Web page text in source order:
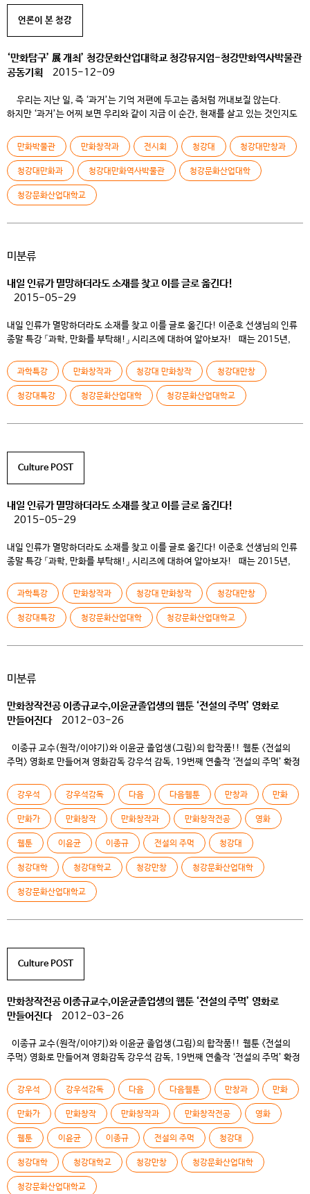
언론이 본 청강
‘만화탐구’ 展 개최’ 청강문화산업대학교 청강뮤지엄-청강만화역사박물관
공동기획
2015-12-09
우리는 지난 일, 즉 ‘과거’는 기억 저편에 두고는 좀처럼 꺼내보질 않는다.
하지만 ‘과거’는 어찌 보면 우리와 같이 지금 이 순간, 현재를 살고 있는 것인지도
이야기하고, 분석하고, 과거 속에서 새로움을 찾으며 현재를 이야기하고 미래를
상상하곤 한다. 이러한 ‘과거’의 속성은 박물관의 작업과 동일하다. 박물관은
과거의 […]
만화박물관 만화창작과 전시회 청강대 청강대만창과
청강대만화과 청강대만화역사박물관 청강문화산업대학
청강문화산업대학교
미분류
내일 인류가 멸망하더라도 소재를 찾고 이를 글로 옮긴다!
2015-05-29
내일 인류가 멸망하더라도 소재를 찾고 이를 글로 옮긴다! 이준호 선생님의 인류
종말 특강 「과학, 만화를 부탁해!」 시리즈에 대하여 알아보자! 때는 2015년,
있지만 안심할 수는 없다! 그래서 청강대가 준비했다! 인류 종말의 위험이
엄습해오는 올해, 이를 소재로 쓰려는 만창과 학생들을 위한 ‘인류에게 치명적인
위협 7가지’ 특강을 […]
과학특강 만화창작과 청강대 만화창작 청강대만창
청강대특강 청강문화산업대학 청강문화산업대학교
Culture POST
내일 인류가 멸망하더라도 소재를 찾고 이를 글로 옮긴다!
2015-05-29
내일 인류가 멸망하더라도 소재를 찾고 이를 글로 옮긴다! 이준호 선생님의 인류
종말 특강 「과학, 만화를 부탁해!」 시리즈에 대하여 알아보자! 때는 2015년,
있지만 안심할 수는 없다! 그래서 청강대가 준비했다! 인류 종말의 위험이
엄습해오는 올해, 이를 소재로 쓰려는 만창과 학생들을 위한 ‘인류에게 치명적인
위협 7가지’ 특강을 […]
과학특강 만화창작과 청강대 만화창작 청강대만창
청강대특강 청강문화산업대학 청강문화산업대학교
미분류
만화창작전공 이종규교수,이윤균졸업생의 웹툰 ‘전설의 주먹’ 영화로
만들어진다
2012-03-26
이종규 교수(원작/이야기)와 이윤균 졸업생(그림)의 합작품!! 웹툰 <전설의
주먹> 영화로 만들어져 영화감독 강우석 감독, 19번째 연출작 ‘전설의 주먹’ 확정
청강문화산업대학교 만화창작전공 이종규교수(원작/이야기)와 같은 전공
졸업생 이윤균작가(그림)의 웹툰 <전설의 주먹>이 한국 영화계를 대표하는
강우석 감독의 19번째 영화로 만들어진다고 해 화제다. <전설의 주먹>은 인터넷
포털사이트 Daum의 <만화 […]
강우석 강우석감독 다음 다음웹툰 만창과 만화
만화가 만화창작 만화창작과 만화창작전공 영화
웹툰 이윤균 이종규 전설의 주먹 청강대
청강대학 청강대학교 청강만창 청강문화산업대학
청강문화산업대학교
Culture POST
만화창작전공 이종규교수,이윤균졸업생의 웹툰 ‘전설의 주먹’ 영화로
만들어진다
2012-03-26
이종규 교수(원작/이야기)와 이윤균 졸업생(그림)의 합작품!! 웹툰 <전설의
주먹> 영화로 만들어져 영화감독 강우석 감독, 19번째 연출작 ‘전설의 주먹’ 확정
청강문화산업대학교 만화창작전공 이종규교수(원작/이야기)와 같은 전공
졸업생 이윤균작가(그림)의 웹툰 <전설의 주먹>이 한국 영화계를 대표하는
강우석 감독의 19번째 영화로 만들어진다고 해 화제다. <전설의 주먹>은 인터넷
포털사이트 Daum의 <만화 […]
강우석 강우석감독 다음 다음웹툰 만창과 만화
만화가 만화창작 만화창작과 만화창작전공 영화
웹툰 이윤균 이종규 전설의 주먹 청강대
청강대학 청강대학교 청강만창 청강문화산업대학
청강문화산업대학교